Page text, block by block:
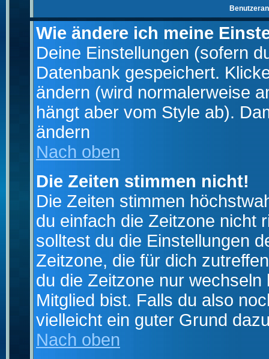
Wie ändere ich meine
Deine Einstellungen (sofern
Datenbank gespeichert.
ändern (wird normalerweise
hängt aber vom Style ab).
ändern
Nach oben
Die Zeiten stimmen nicht!
Die Zeiten stimmen
du einfach die Zeitzone nicht
solltest du die Einstellungen
Zeitzone, die für dich
du die Zeitzone nur
Mitglied bist. Falls du also
vielleicht ein guter Grund
Nach oben